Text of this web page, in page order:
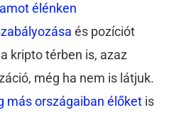
élénken
és pozíciót
kripto térben is, azaz
még ha nem is látjuk.
más országaiban élőket is